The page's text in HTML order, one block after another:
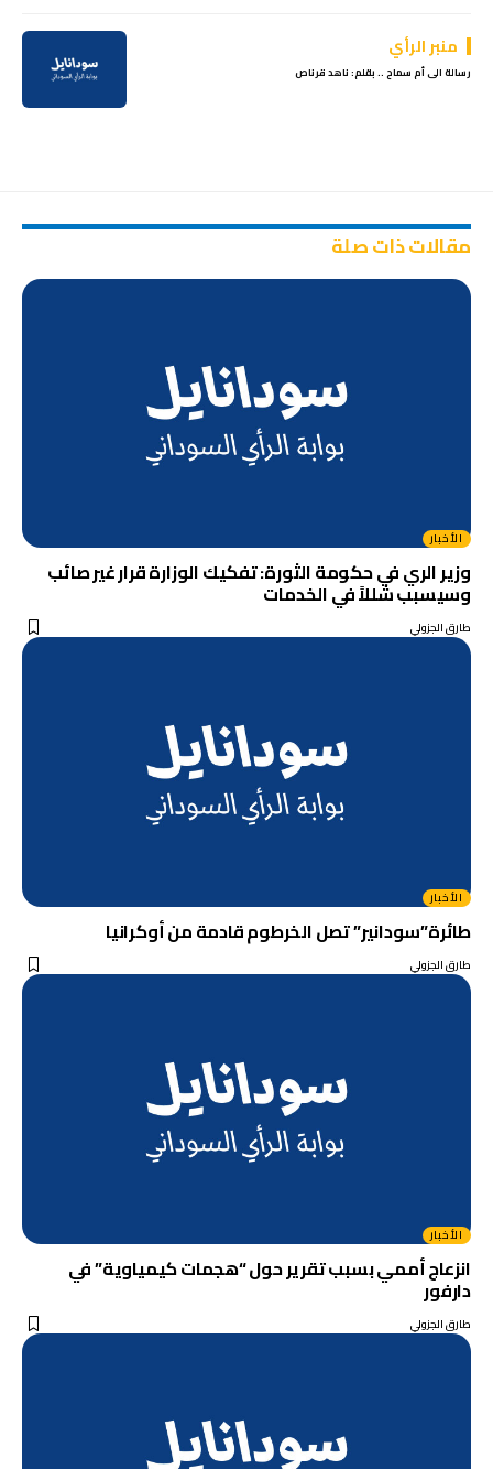
منبر الرأي
رسالة الى أم سماح .. بقلم: ناهد قرناص
مقالات ذات صلة
الأخبار
وزير الري في حكومة الثورة: تفكيك الوزارة قرار غير صائب
وسيسبب شللاً في الخدمات
طارق الجزولي
الأخبار
طائرة”سودانير” تصل الخرطوم قادمة من أوكرانيا
طارق الجزولي
الأخبار
انزعاج أممي بسبب تقرير حول “هجمات كيمياوية” في
دارفور
طارق الجزولي